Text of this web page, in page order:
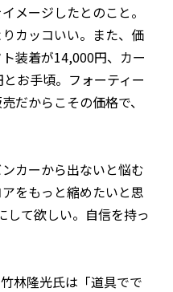
メージしたとのこと。
カッコいい。また、価
装着が14,000円、カー
お手頃。フォーティー
だからこその価格で、
カーから出ないと悩む
をもっと縮めたいと思
して欲しい。自信を持っ
林隆光氏は「道具でで